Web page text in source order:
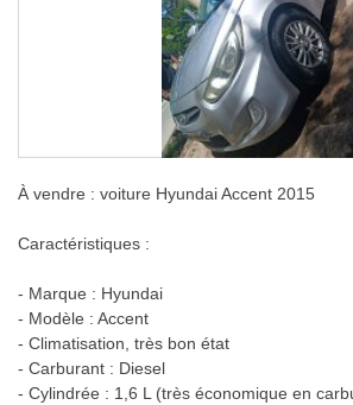
À vendre : voiture Hyundai Accent 2015
Caractéristiques :
- Marque : Hyundai
- Modèle : Accent
- Climatisation, très bon état
- Carburant : Diesel
- Cylindrée : 1,6 L (très économique en